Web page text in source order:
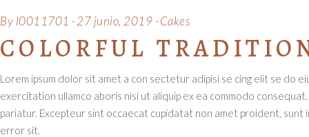
By l0011701 27 junio, 2019 Cakes
COLORFUL
Lorem ipsum dolor sit amet a con sectetur adipisi se cing elit se do
exercitation ullamco aboris nisi ut aliquip ex ea commodo
pariatur. Excepteur sint occaecat cupidatat non amet proident,
error sit.